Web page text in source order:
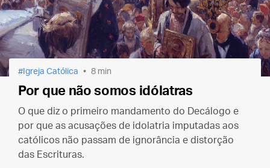
Igreja Católica 8 min
Por que não somos idólatras
O que diz o primeiro mandamento do Decálogo e
por que as acusações de idolatria imputadas aos
católicos não passam de ignorância e distorção
das Escrituras.